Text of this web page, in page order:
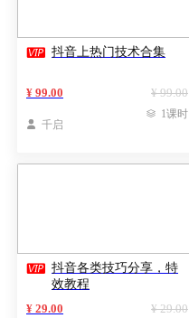
 抖音上热门技术合集
¥ 99.00
¥ 99.00
 千启
 1课时
 抖音各类技巧分享，特
效教程
¥ 29.00
¥ 29.00